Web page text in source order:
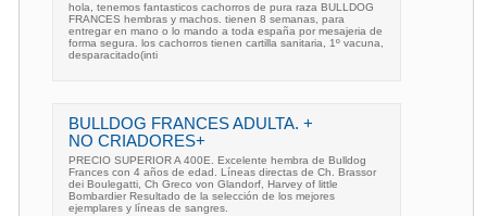
hola, tenemos fantasticos cachorros de pura raza BULLDOG
FRANCES hembras y machos. tienen 8 semanas, para
entregar en mano o lo mando a toda españa por mesajeria de
forma segura. los cachorros tienen cartilla sanitaria, 1º vacuna,
desparacitado(inti
BULLDOG FRANCES ADULTA. +
NO CRIADORES+
PRECIO SUPERIOR A 400E. Excelente hembra de Bulldog
Frances con 4 años de edad. Líneas directas de Ch. Brassor
dei Boulegatti, Ch Greco von Glandorf, Harvey of little
Bombardier Resultado de la selección de los mejores
ejemplares y líneas de sangres.